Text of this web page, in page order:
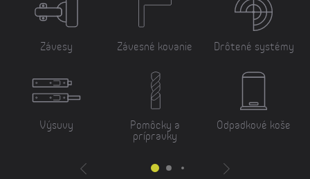
Závesy
Výsuvy
Závesné kovanie
Pomôcky a
prípravky
Drôtené systémy
Odpadkové koše